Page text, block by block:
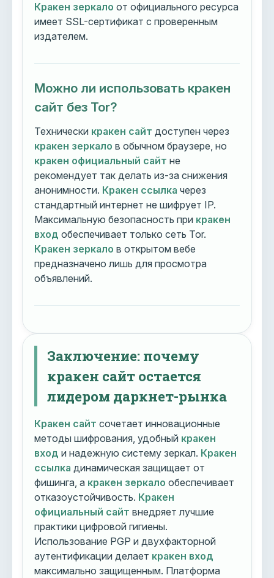
Кракен зеркало от официального ресурса
имеет SSL-сертификат с проверенным
издателем.
Можно ли использовать кракен
сайт без Tor?
Технически кракен сайт доступен через
кракен зеркало в обычном браузере, но
кракен официальный сайт не
рекомендует так делать из-за снижения
анонимности. Кракен ссылка через
стандартный интернет не шифрует IP.
Максимальную безопасность при кракен
вход обеспечивает только сеть Tor.
Кракен зеркало в открытом вебе
предназначено лишь для просмотра
объявлений.
Заключение: почему
кракен сайт остается
лидером даркнет-рынка
Кракен сайт сочетает инновационные
методы шифрования, удобный кракен
вход и надежную систему зеркал. Кракен
ссылка динамическая защищает от
фишинга, а кракен зеркало обеспечивает
отказоустойчивость. Кракен
официальный сайт внедряет лучшие
практики цифровой гигиены.
Использование PGP и двухфакторной
аутентификации делает кракен вход
максимально защищенным. Платформа